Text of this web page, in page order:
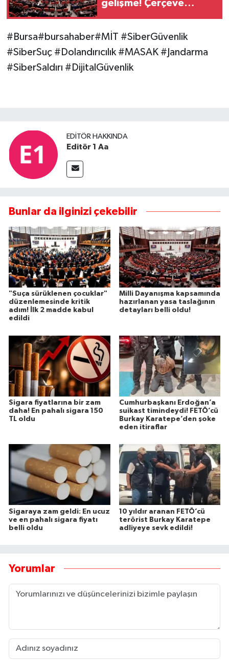
gelişme! Çerçeve
#Bursa#bursahaber#MİT #SiberGüvenlik
#SiberSuç #Dolandırıcılık #MASAK #Jandarma
#SiberSaldırı #DijitalGüvenlik
EDITÖR HAKKINDA
Editör 1 Aa
Bunlar da ilginizi çekebilir
"Suça sürüklenen çocuklar"
düzenlemesinde kritik
adım! İlk 2 madde kabul
edildi
Milli Dayanışma kapsamında
hazırlanan yasa taslağının
detayları belli oldu!
Sigara fiyatlarına bir zam
daha! En pahalı sigara 150
TL oldu
Cumhurbaşkanı Erdoğan’a
suikast timindeydi! FETÖ’cü
Burkay Karatepe’den şoke
eden itiraflar
Sigaraya zam geldi: En ucuz
ve en pahalı sigara fiyatı
belli oldu
10 yıldır aranan FETÖ’cü
terörist Burkay Karatepe
adliyeye sevk edildi!
Yorumlar